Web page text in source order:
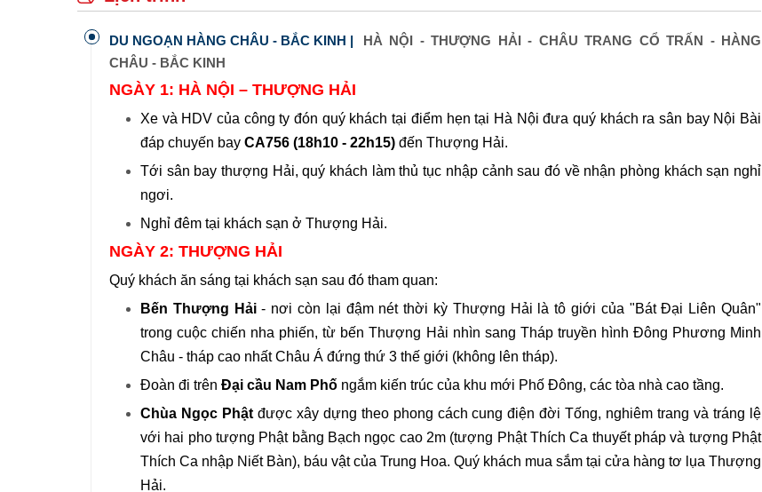
DU NGOẠN HÀNG CHÂU - BẮC KINH |
HÀ NỘI - THƯỢNG HẢI - CHÂU TRANG CỔ TRẤN - HÀNG
CHÂU - BẮC KINH
NGÀY 1: HÀ NỘI – THƯỢNG HẢI
Xe và HDV của công ty đón quý khách tại điểm hẹn tại Hà Nội đưa quý khách ra sân bay Nội Bài
đáp chuyến bay CA756 (18h10 - 22h15) đến Thượng Hải.
Tới sân bay thượng Hải, quý khách làm thủ tục nhập cảnh sau đó về nhận phòng khách sạn nghỉ
ngơi.
Nghỉ đêm tại khách sạn ở Thượng Hải.
NGÀY 2: THƯỢNG HẢI
Quý khách ăn sáng tại khách sạn sau đó tham quan:
Bến Thượng Hải- nơi còn lại đậm nét thời kỳ Thượng Hải là tô giới của "Bát Đại Liên Quân"
trong cuộc chiến nha phiến, từ bến Thượng Hải nhìn sang Tháp truyền hình Đông Phương Minh
Châu - tháp cao nhất Châu Á đứng thứ 3 thế giới (không lên tháp).
Đoàn đi trên Đại cầu Nam Phố ngắm kiến trúc của khu mới Phố Đông, các tòa nhà cao tầng.
Chùa Ngọc Phật được xây dựng theo phong cách cung điện đời Tống, nghiêm trang và tráng lệ
với hai pho tượng Phật bằng Bạch ngọc cao 2m (tượng Phật Thích Ca thuyết pháp và tượng Phật
Thích Ca nhập Niết Bàn), báu vật của Trung Hoa. Quý khách mua sắm tại cửa hàng tơ lụa Thượng
Hải.